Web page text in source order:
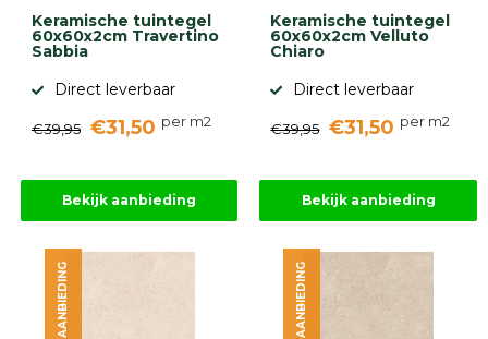
Keramische tuintegel
60x60x2cm Travertino
Sabbia
Direct leverbaar
€39,95 €31,50 per m2
Bekijk aanbieding
Keramische tuintegel
60x60x2cm Velluto
Chiaro
Direct leverbaar
€39,95 €31,50 per m2
Bekijk aanbieding
AANBIEDING AANBIEDING